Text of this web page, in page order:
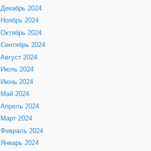
Декабрь 2024
Ноябрь 2024
Октябрь 2024
Сентябрь 2024
Август 2024
Июль 2024
Июнь 2024
Май 2024
Апрель 2024
Март 2024
Февраль 2024
Январь 2024